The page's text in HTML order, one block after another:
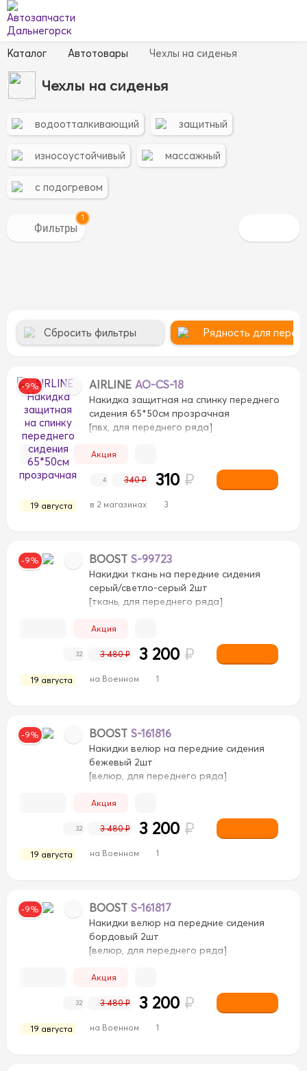
Каталог Автотовары Чехлы на сиденья
Чехлы на сиденья
Дерево ЗамшаЗамша
экокожа экокожа
водоотталкивающий защитный
износоустойчивый массажный
с подогревом
1
Сбросить фильтры Рядность для
-9% AIRLINE AO-CS-18
Накидка защитная на спинку переднего
сидения 65*50см прозрачная
[пвх, для переднего ряда]
Акция
19 августа в 2 магазинах 3
4 340 ₽ 310 ₽
-9% BOOST S-99723
Накидки ткань на передние сидения
серый/светло-серый 2шт
[ткань, для переднего ряда]
Акция
19 августа на Военном 1
32 3 480 ₽ 3 200 ₽
-9% BOOST S-161816
Накидки велюр на передние сидения
бежевый 2шт
[велюр, для переднего ряда]
Акция
19 августа на Военном 1
32 3 480 ₽ 3 200 ₽
-9% BOOST S-161817
Накидки велюр на передние сидения
бордовый 2шт
[велюр, для переднего ряда]
Акция
19 августа на Военном 1
32 3 480 ₽ 3 200 ₽